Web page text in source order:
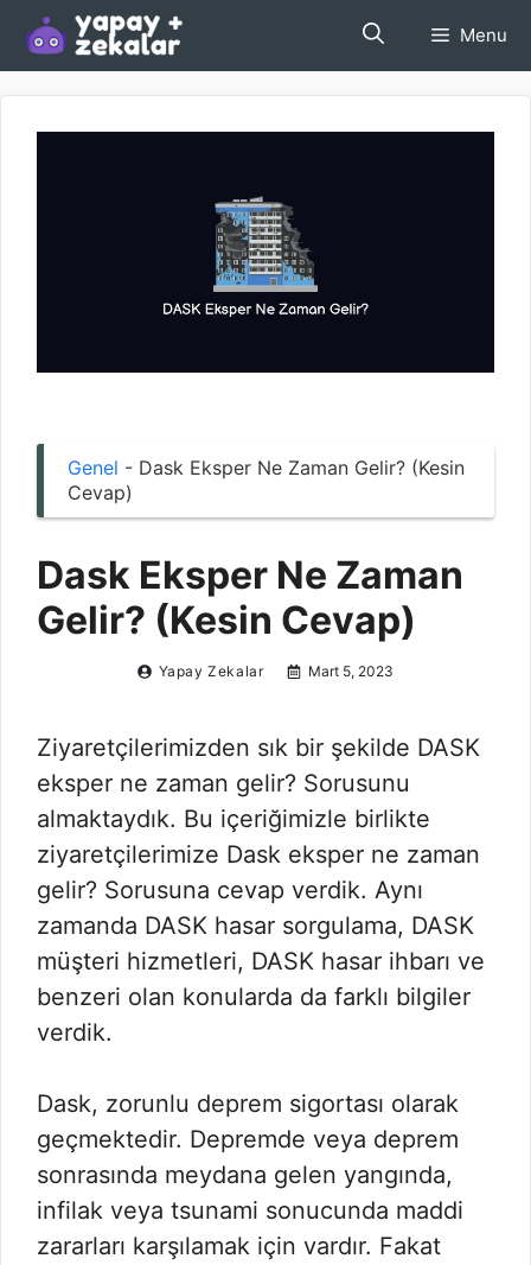
İçeriğe
atla
Menu
Genel - Dask Eksper Ne Zaman Gelir? (Kesin
Cevap)
Dask Eksper Ne Zaman
Gelir? (Kesin Cevap)
Yapay Zekalar Mart 5, 2023
Ziyaretçilerimizden sık bir şekilde DASK
eksper ne zaman gelir? Sorusunu
almaktaydık. Bu içeriğimizle birlikte
ziyaretçilerimize Dask eksper ne zaman
gelir? Sorusuna cevap verdik. Aynı
zamanda DASK hasar sorgulama, DASK
müşteri hizmetleri, DASK hasar ihbarı ve
benzeri olan konularda da farklı bilgiler
verdik.
Dask, zorunlu deprem sigortası olarak
geçmektedir. Depremde veya deprem
sonrasında meydana gelen yangında,
infilak veya tsunami sonucunda maddi
zararları karşılamak için vardır. Fakat